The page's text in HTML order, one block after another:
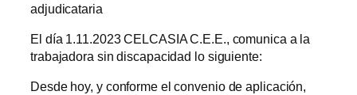
adjudicataria
El día 1.11.2023 CELCASIA C.E.E., comunica a la
trabajadora sin discapacidad lo siguiente:
Desde hoy, y conforme el convenio de aplicación,